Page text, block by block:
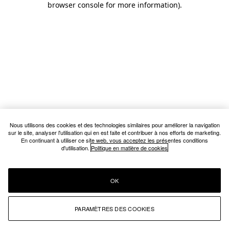
browser console for more information).
Nous utilisons des cookies et des technologies similaires pour améliorer la navigation
sur le site, analyser l'utilisation qui en est faite et contribuer à nos efforts de marketing.
En continuant à utiliser ce site web, vous acceptez les présentes conditions
d'utilisation. Politique en matière de cookies
PARAMÈTRES DES COOKIES
OK